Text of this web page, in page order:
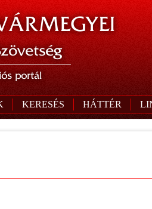
portál
KERESÉS HÁTTÉR